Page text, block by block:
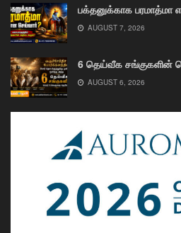
பக்தனுக்காக
AUGUST 7, 2026
6 தெய்வீக சங்குகளின்
AUGUST 6, 2026